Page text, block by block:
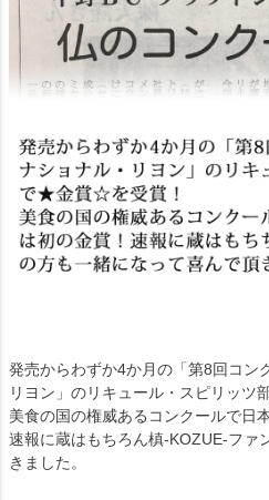
発売からわずか4か月の「第8回コン
リヨン」のリキュール・スピリッツ
美食の国の権威あるコンクールで日
速報に蔵はもちろん槙-KOZUE-ファ
きました。